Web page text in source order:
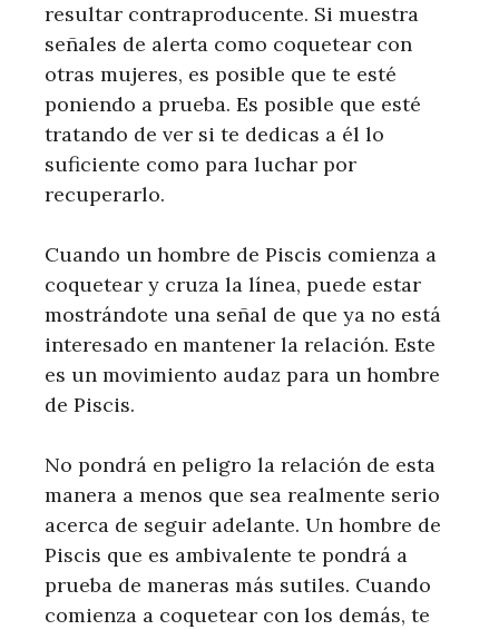
resultar contraproducente. Si muestra
señales de alerta como coquetear con
otras mujeres, es posible que te esté
poniendo a prueba. Es posible que esté
tratando de ver si te dedicas a él lo
suficiente como para luchar por
recuperarlo.
Cuando un hombre de Piscis comienza a
coquetear y cruza la línea, puede estar
mostrándote una señal de que ya no está
interesado en mantener la relación. Este
es un movimiento audaz para un hombre
de Piscis.
No pondrá en peligro la relación de esta
manera a menos que sea realmente serio
acerca de seguir adelante. Un hombre de
Piscis que es ambivalente te pondrá a
prueba de maneras más sutiles. Cuando
comienza a coquetear con los demás, te